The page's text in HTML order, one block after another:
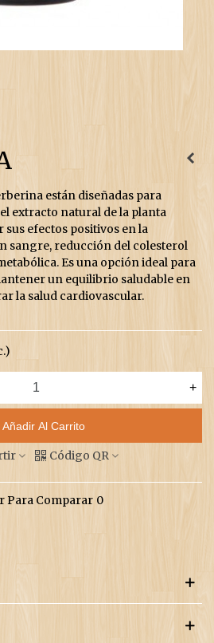
están diseñadas para
extracto natural de la planta
sus efectos positivos en la
sangre, reducción del colesterol
Es una opción ideal para
un equilibrio saludable en
la salud cardiovascular.
+
Añadir Al Carrito
Código QR
Para Comparar 0